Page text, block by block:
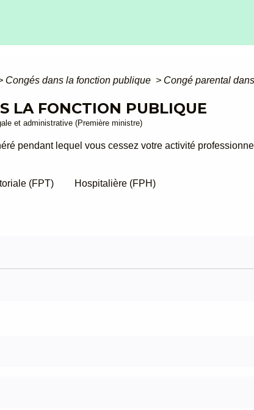
Congés dans la fonction publique > Congé parental
LA FONCTION PUBLIQUE
et administrative (Première ministre)
pendant lequel vous cessez votre activité
(FPT) Hospitalière (FPH)